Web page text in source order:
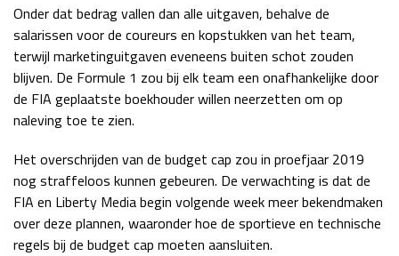
Onder dat bedrag vallen dan alle uitgaven, behalve de
salarissen voor de coureurs en kopstukken van het team,
terwijl marketinguitgaven eveneens buiten schot zouden
blijven. De Formule 1 zou bij elk team een onafhankelijke door
de FIA geplaatste boekhouder willen neerzetten om op
naleving toe te zien.
Het overschrijden van de budget cap zou in proefjaar 2019
nog straffeloos kunnen gebeuren. De verwachting is dat de
FIA en Liberty Media begin volgende week meer bekendmaken
over deze plannen, waaronder hoe de sportieve en technische
regels bij de budget cap moeten aansluiten.